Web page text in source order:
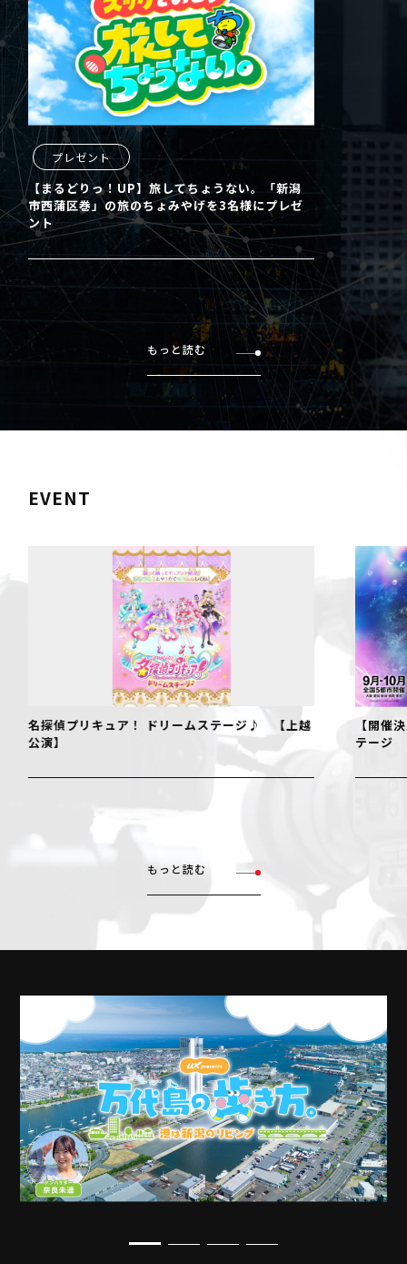
プレゼント
【まるどりっ！UP】旅してちょうない。「新潟
市西蒲区巻」の旅のちょみやげを3名様にプレゼ
ント
もっと読む
EVENT
ドリームステージ♪ 【上越
【開催決定！】仮面ライダーゼッ
テージ
もっと読む